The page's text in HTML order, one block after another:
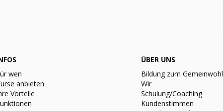
wen
anbieten
Vorteile
ÜBER UNS
Bildung zum Gemeinwohl
Wir
Schulung/Coaching
Kundenstimmen